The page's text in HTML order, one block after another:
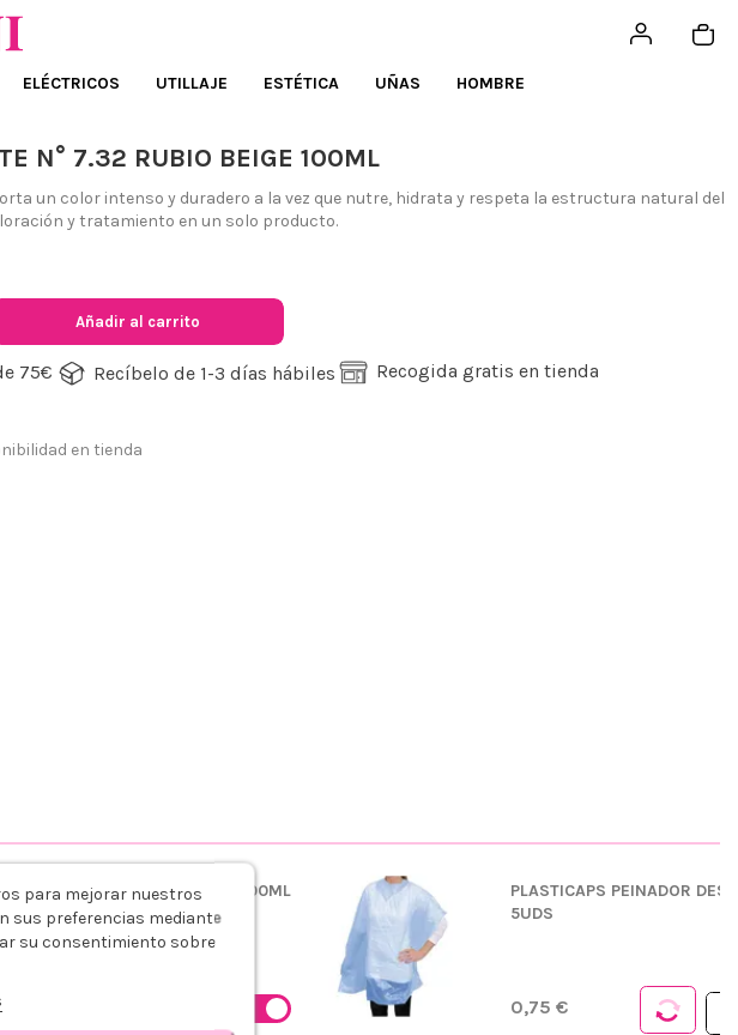
ELÉCTRICOS UTILLAJE ESTÉTICA UÑAS HOMBRE
N° 7.32 RUBIO BEIGE 100ML
un color intenso y duradero a la vez que nutre, hidrata y respeta la estructura natural del
y tratamiento en un solo producto.
Añadir al carrito
75€ Recíbelo de 1-3 días hábiles Recogida gratis en tienda
en tienda
OXIDANTE 20VOL. 6% 1000ML
PLASTICAPS PEINADOR
5UDS
0,75 €
para mejorar nuestros
sus preferencias mediante
su consentimiento sobre